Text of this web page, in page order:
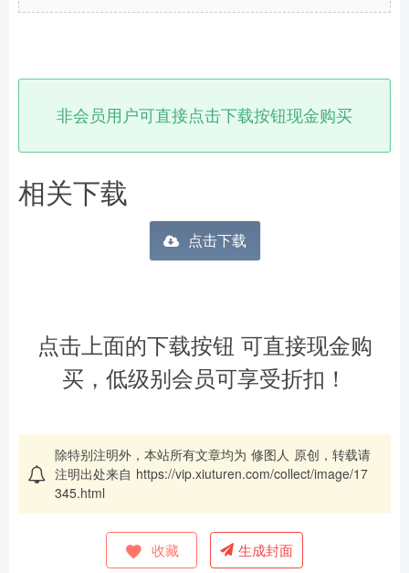
非会员用户可直接点击下载按钮现金购买
相关下载
点击下载
点击上面的下载按钮 可直接现金购
买，低级别会员可享受折扣！
除特别注明外，本站所有文章均为 修图人 原创，转载请
注明出处来自 https://vip.xiuturen.com/collect/image/17
345.html
收藏 生成封面